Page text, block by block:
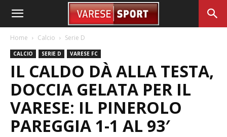
Home Calcio Serie D
CALCIO SERIE D VARESE FC
IL CALDO DÀ ALLA TESTA,
DOCCIA GELATA PER IL
VARESE: IL PINEROLO
PAREGGIA 1-1 AL 93′